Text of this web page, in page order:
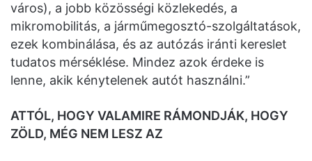
város), a jobb közösségi közlekedés, a
mikromobilitás, a járműmegosztó-szolgáltatások,
ezek kombinálása, és az autózás iránti kereslet
tudatos mérséklése. Mindez azok érdeke is
lenne, akik kénytelenek autót használni.”
ATTÓL, HOGY VALAMIRE RÁMONDJÁK, HOGY
ZÖLD, MÉG NEM LESZ AZ